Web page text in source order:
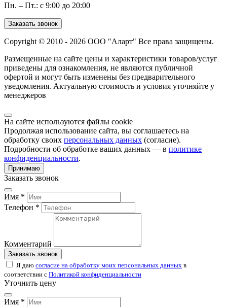
Пн. – Пт.: с 9:00 до 20:00
Заказать звонок
Copyright © 2010 - 2026 ООО "Аларт" Все права защищены.
Размещенные на сайте цены и характеристики товаров/услуг
приведены для ознакомления, не являются публичной
офертой и могут быть изменены без предварительного
уведомления. Актуальную стоимость и условия уточняйте у
менеджеров
На сайте используются файлы cookie
Продолжая использование сайта, вы соглашаетесь на
обработку своих персональных данных (согласие).
Подробности об обработке ваших данных — в политике
конфиденциальности.
Принимаю
Заказать звонок
Имя *
Телефон *
Комментарий
Заказать звонок
Я даю согласие на обработку моих персональных данных в
соответствии с Политикой конфиденциальности
Уточнить цену
Имя *